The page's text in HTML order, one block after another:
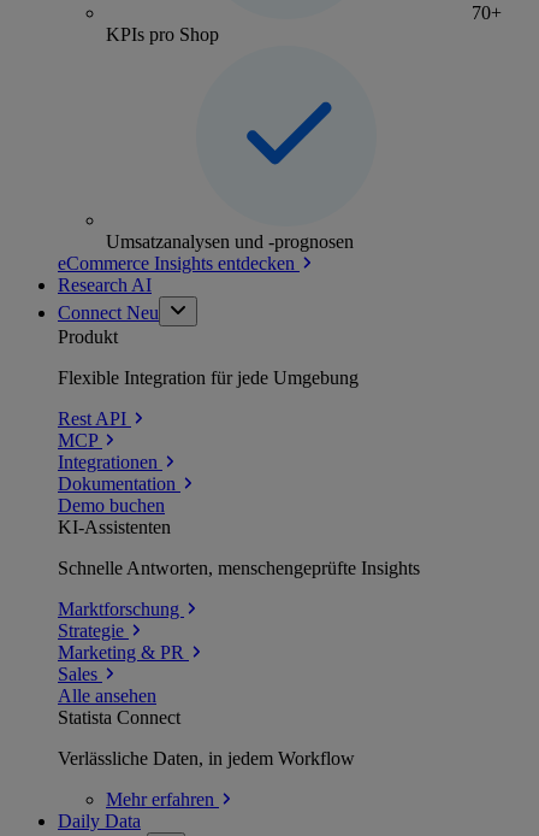
70+
KPIs pro Shop
Umsatzanalysen und -prognosen
eCommerce Insights entdecken
Research AI
Connect Neu
Produkt
Flexible Integration für jede Umgebung
Rest API
MCP
Integrationen
Dokumentation
Demo buchen
KI-Assistenten
Schnelle Antworten, menschengeprüfte Insights
Marktforschung
Strategie
Marketing & PR
Sales
Alle ansehen
Statista Connect
Verlässliche Daten, in jedem Workflow
Mehrerfahren
Daily Data